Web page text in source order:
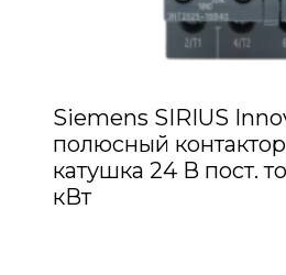
Siemens SIRIUS
полюсный
катушка 24 В пост.
кВт